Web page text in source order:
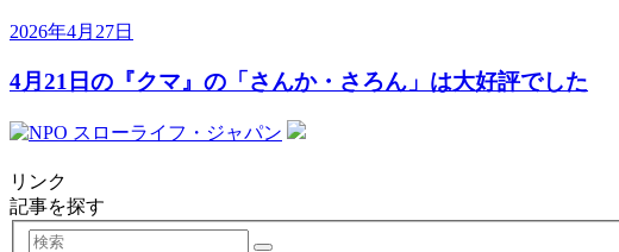
2026年4月27日
4月21日の『クマ』の「さんか・さろん」は大好評でした
リンク
記事を探す
検